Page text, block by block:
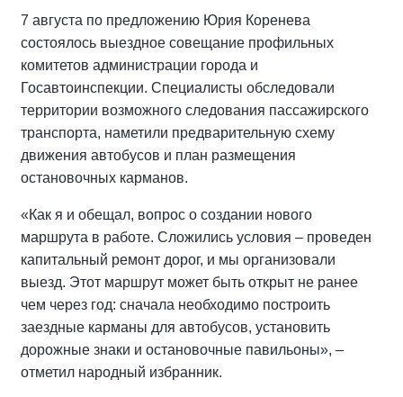
7 августа по предложению Юрия Коренева
состоялось выездное совещание профильных
комитетов администрации города и
Госавтоинспекции. Специалисты обследовали
территории возможного следования пассажирского
транспорта, наметили предварительную схему
движения автобусов и план размещения
остановочных карманов.
«Как я и обещал, вопрос о создании нового
маршрута в работе. Сложились условия – проведен
капитальный ремонт дорог, и мы организовали
выезд. Этот маршрут может быть открыт не ранее
чем через год: сначала необходимо построить
заездные карманы для автобусов, установить
дорожные знаки и остановочные павильоны», –
отметил народный избранник.